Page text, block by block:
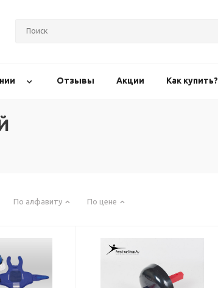
Отзывы Акции Как купить?
По алфавиту По цене